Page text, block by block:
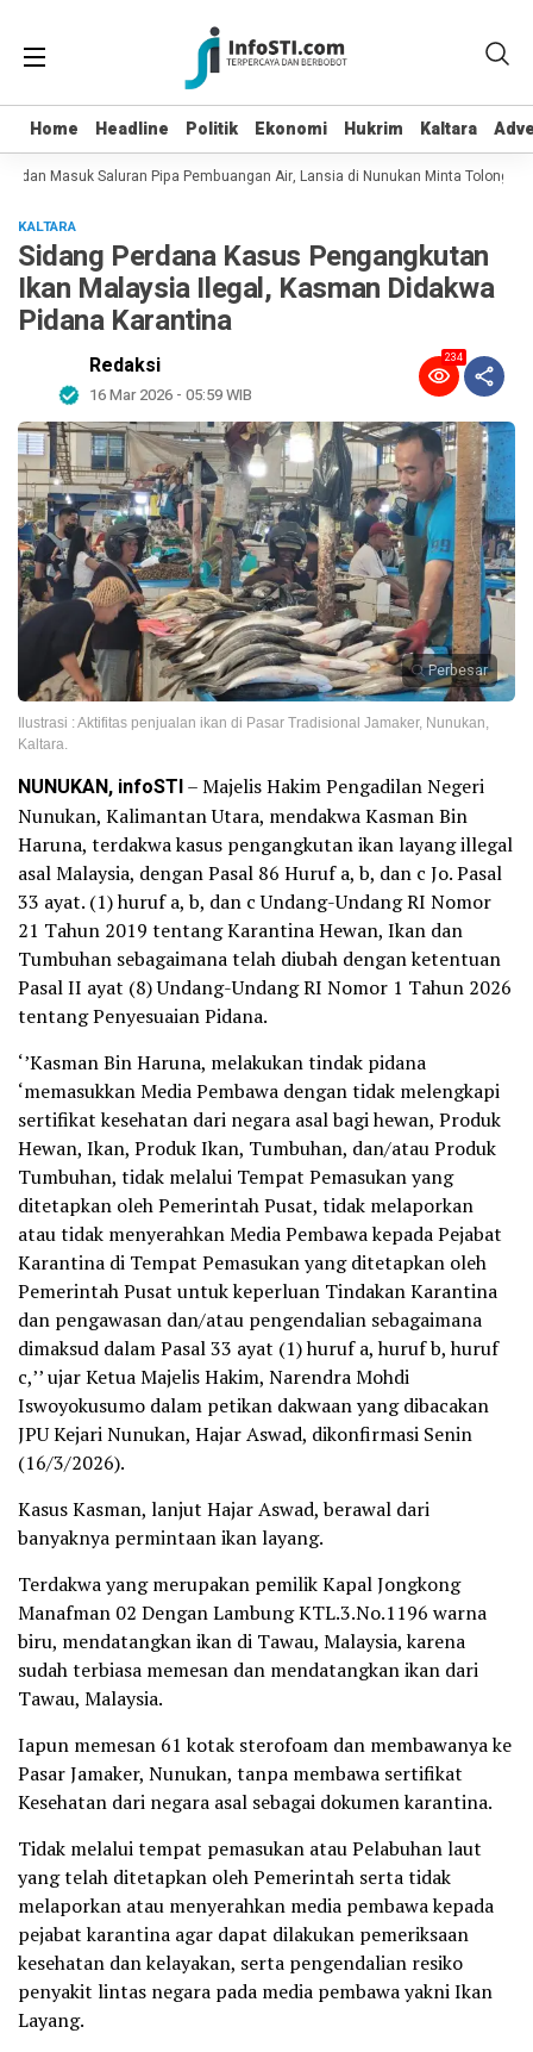
Home Headline Politik Ekonomi Hukrim Kaltara
Home Headline Politik Ekonomi Hukrim Kaltara
dan Masuk Saluran Pipa Pembuangan Air, Lansia di Nunukan Minta Tolong
KALTARA
Sidang Perdana Kasus Pengangkutan
Ikan Malaysia Ilegal, Kasman Didakwa
Pidana Karantina
Redaksi
16 Mar 2026 - 05:59 WIB
234
Perbesar
Ilustrasi : Aktifitas penjualan ikan di Pasar Tradisional Jamaker, Nunukan,
Kaltara.
NUNUKAN, infoSTI– Majelis Hakim Pengadilan Negeri
Nunukan, Kalimantan Utara, mendakwa Kasman Bin
Haruna, terdakwa kasus pengangkutan ikan layang illegal
asal Malaysia, dengan Pasal 86 Huruf a, b, dan c Jo. Pasal
33 ayat. (1) huruf a, b, dan c Undang-Undang RI Nomor
21 Tahun 2019 tentang Karantina Hewan, Ikan dan
Tumbuhan sebagaimana telah diubah dengan ketentuan
Pasal II ayat (8) Undang-Undang RI Nomor 1 Tahun 2026
tentang Penyesuaian Pidana.
‘’Kasman Bin Haruna, melakukan tindak pidana
‘memasukkan Media Pembawa dengan tidak melengkapi
sertifikat kesehatan dari negara asal bagi hewan, Produk
Hewan, Ikan, Produk Ikan, Tumbuhan, dan/atau Produk
Tumbuhan, tidak melalui Tempat Pemasukan yang
ditetapkan oleh Pemerintah Pusat, tidak melaporkan
atau tidak menyerahkan Media Pembawa kepada Pejabat
Karantina di Tempat Pemasukan yang ditetapkan oleh
Pemerintah Pusat untuk keperluan Tindakan Karantina
dan pengawasan dan/atau pengendalian sebagaimana
dimaksud dalam Pasal 33 ayat (1) huruf a, huruf b, huruf
c,’’ ujar Ketua Majelis Hakim, Narendra Mohdi
Iswoyokusumo dalam petikan dakwaan yang dibacakan
JPU Kejari Nunukan, Hajar Aswad, dikonfirmasi Senin
(16/3/2026).
Kasus Kasman, lanjut Hajar Aswad, berawal dari
banyaknya permintaan ikan layang.
Terdakwa yang merupakan pemilik Kapal Jongkong
Manafman 02 Dengan Lambung KTL.3.No.1196 warna
biru, mendatangkan ikan di Tawau, Malaysia, karena
sudah terbiasa memesan dan mendatangkan ikan dari
Tawau, Malaysia.
Iapun memesan 61 kotak sterofoam dan membawanya ke
Pasar Jamaker, Nunukan, tanpa membawa sertifikat
Kesehatan dari negara asal sebagai dokumen karantina.
Tidak melalui tempat pemasukan atau Pelabuhan laut
yang telah ditetapkan oleh Pemerintah serta tidak
melaporkan atau menyerahkan media pembawa kepada
pejabat karantina agar dapat dilakukan pemeriksaan
kesehatan dan kelayakan, serta pengendalian resiko
penyakit lintas negara pada media pembawa yakni Ikan
Layang.